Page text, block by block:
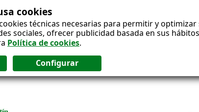
cookies
técnicas necesarias para permitir y
sociales, ofrecer publicidad basada en sus
Política de cookies.